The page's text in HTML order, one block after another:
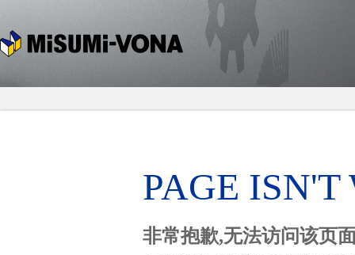
PAGE
非常抱歉,无法访问该页